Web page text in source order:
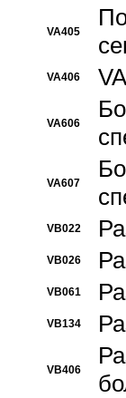
VA405
VA406
VA606
VA607
VB022
VB026
VB061
VB134
VB406